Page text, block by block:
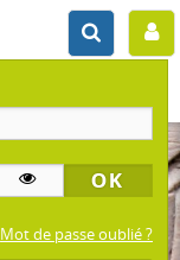
Mot de passe oublié ?